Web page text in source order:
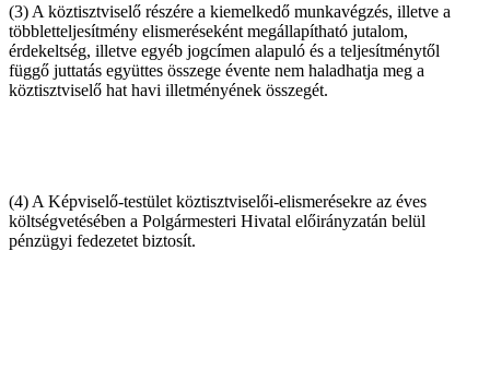
(3) A köztisztviselő részére a kiemelkedő munkavégzés, illetve a
többletteljesítmény elismeréseként megállapítható jutalom,
érdekeltség, illetve egyéb jogcímen alapuló és a teljesítménytől
függő juttatás együttes összege évente nem haladhatja meg a
köztisztviselő hat havi illetményének összegét.
(4) A Képviselő-testület köztisztviselői-elismerésekre az éves
költségvetésében a Polgármesteri Hivatal előirányzatán belül
pénzügyi fedezetet biztosít.